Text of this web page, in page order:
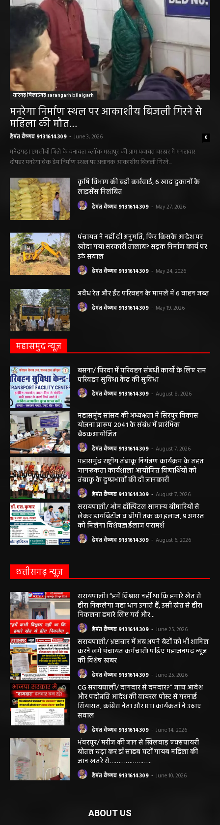
सारंगढ़ बिलाईगढ़ sarangarh bilaigarh
मनरेगा निर्माण स्थल पर आकाशीय बिजली गिरने से
महिला की मौत…
हेमंत वैष्णव 9131614309 June 3, 2026 0
मनेंद्रगढ़। एमसीबी जिले के वनांचल ब्लॉक भरतपुर की ग्राम पंचायत चरखर में मंगलवार
दोपहर मनरेगा चेक डेम निर्माण स्थल पर अचानक आकाशीय बिजली गिरने...
कृषि विभाग की बड़ी कार्रवाई, 6 खाद दुकानों के
लाइसेंस निलंबित
हेमंत वैष्णव 9131614309 May 27, 2026
पंचायत ने नहीं दी अनुमति, फिर किसके आदेश पर
खोदा गया सरकारी तालाब? सड़क निर्माण कार्य पर
उठे सवाल
हेमंत वैष्णव 9131614309 May 24, 2026
अवैध रेत और ईंट परिवहन के मामले में 6 वाहन जब्त
हेमंत वैष्णव 9131614309 May 19, 2026
महासमुंद न्यूज़
बसना/ पिरदा में परिवहन संबंधी कार्यों के लिए राम
परिवहन सुविधा केंद्र की सुविधा
हेमंत वैष्णव 9131614309 August 8, 2026
महासमुंद सांसद की अध्यक्षता में सिरपुर विकास
योजना प्रारूप 2041 के संबंध में प्रारंभिक
बैठकआयोजित
हेमंत वैष्णव 9131614309 August 7, 2026
महासमुंद राष्ट्रीय तंबाकू नियंत्रण कार्यक्रम के तहत
जागरूकता कार्यशाला आयोजित विद्यार्थियों को
तंबाकू के दुष्प्रभावों की दी जानकारी
हेमंत वैष्णव 9131614309 August 7, 2026
सरायपाली/ ओम हॉस्पिटल सामान्य बीमारियों से
लेकर डायबिटीज व बीपी तक का इलाज, 9 अगस्त
को मिलेगा विशेषज्ञ ईलाज परामर्श
हेमंत वैष्णव 9131614309 August 6, 2026
छत्तीसगढ़ न्यूज़
सरायपाली। “हमें विश्वास नहीं था कि हमारे खेत से
हीरा निकलेगा जहां धान उगाते हैं, उसी खेत से हीरा
निकलना हमारे लिए गर्व और...
हेमंत वैष्णव 9131614309 June 25, 2026
सरायपाली/ भ्रष्टाचार में अब अपने बेटों को भी शामिल
करने लगे पंचायत कर्मचारी! पढ़िए महाजनपद न्यूज
की विशेष खबर
हेमंत वैष्णव 9131614309 June 25, 2026
CG सरायपाली/ दागदार से दमदार?” जांच आदेश
और पदोन्नति आदेश की वायरल पोस्ट से गरमाई
सियासत, कांग्रेस नेता और RTI कार्यकर्ता ने उठाए
सवाल
हेमंत वैष्णव 9131614309 June 14, 2026
भंवरपुर/ मरीज की जान से खिलवाड़ एक्सपायरी
बोतल चढ़ा कर डॉ साहब घंटों गायब महिला की
जान खतरे से……………….…..
हेमंत वैष्णव 9131614309 June 10, 2026
ABOUT US